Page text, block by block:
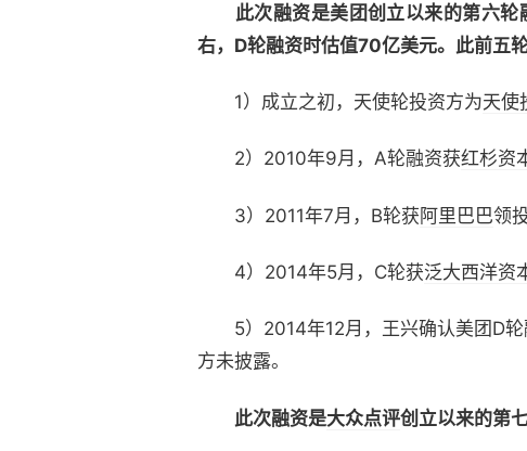
此次融资是美团创立以来的第六
右，D轮融资时估值70亿美元。此前五轮
1）成立之初，天使轮投资方为天使
2）2010年9月，A轮融资获红杉资
3）2011年7月，B轮获阿里巴巴领投
4）2014年5月，C轮获泛大西洋资
5）2014年12月，王兴确认美团D轮
方未披露。
此次融资是大众点评创立以来的第